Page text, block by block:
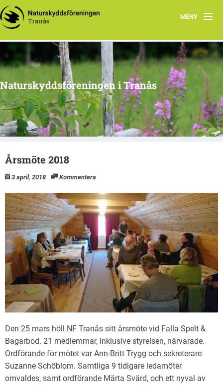
MENY
Hem
Om oss
Arkiv
Projekt
Naturskyddsföreningen i Tranås
Årsmöte 2018
3 april, 2018 Kommentera
Den 25 mars höll NF Tranås sitt årsmöte vid Falla Spelt &
Bagarbod. 21 medlemmar, inklusive styrelsen, närvarade.
Ordförande för mötet var Ann-Britt Trygg och sekreterare
Suzanne Schöblom. Samtliga 9 tidigare ledamöter
omvaldes, samt ordförande Märta Svärd, och ett nyval av